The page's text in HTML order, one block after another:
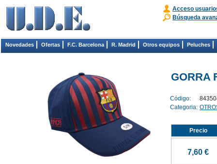
Acceso
Búsqueda
Novedades Ofertas F.C. Barcelona R. Madrid Otros equipos Peluches
GORRA
Código:
Categoria:
Precio
7,60 €